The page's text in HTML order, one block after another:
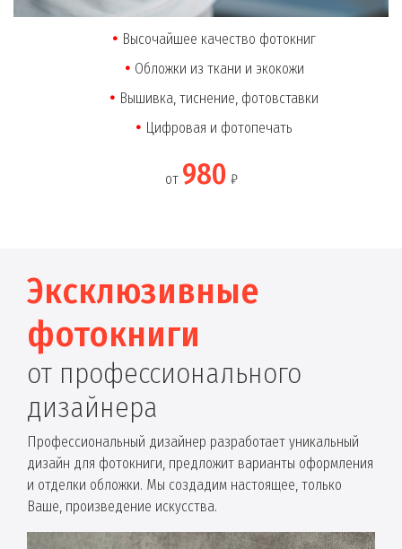
Высочайшее качество фотокниг
Обложки из ткани и экокожи
Вышивка, тиснение, фотовставки
Цифровая и фотопечать
от 980 ₽
Эксклюзивные
фотокниги
от профессионального
дизайнера
Профессиональный дизайнер разработает уникальный
дизайн для фотокниги, предложит варианты оформления
и отделки обложки. Мы создадим настоящее, только
Ваше, произведение искусства.